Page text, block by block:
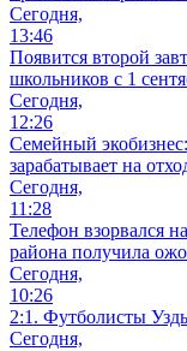
Сегодня,
13:46
Появится второй
школьников с 1
Сегодня,
12:26
Семейный
зарабатывает на
Сегодня,
11:28
Телефон взорвался
района получила
Сегодня,
10:26
2:1. Футболисты
Сегодня,